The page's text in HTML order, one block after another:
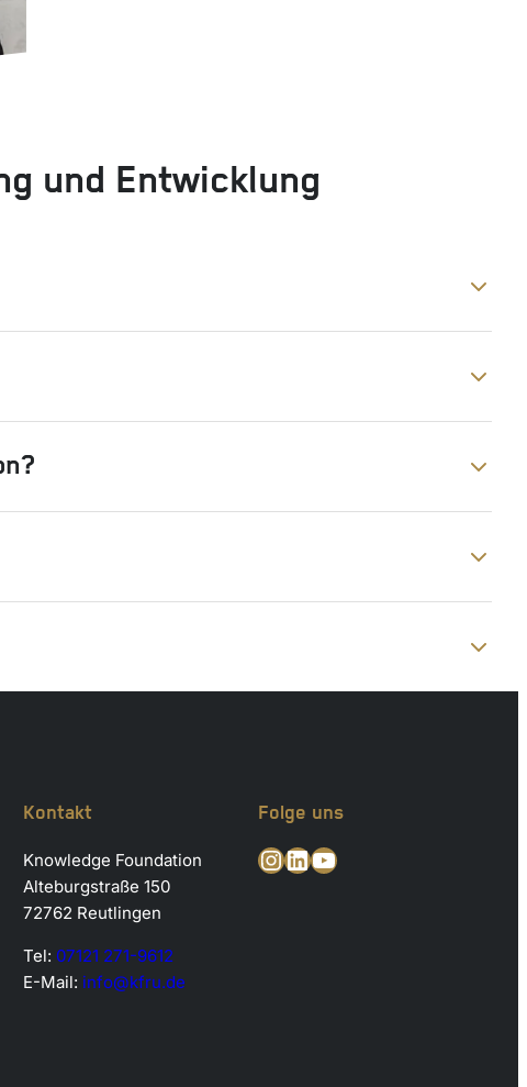
und Entwicklung
Kontakt
Knowledge Foundation
Alteburgstraße 150
72762 Reutlingen
Tel: 07121 271-9612
E-Mail: info@kfru.de
Folge uns
Instagram
LinkedIn
YouTube